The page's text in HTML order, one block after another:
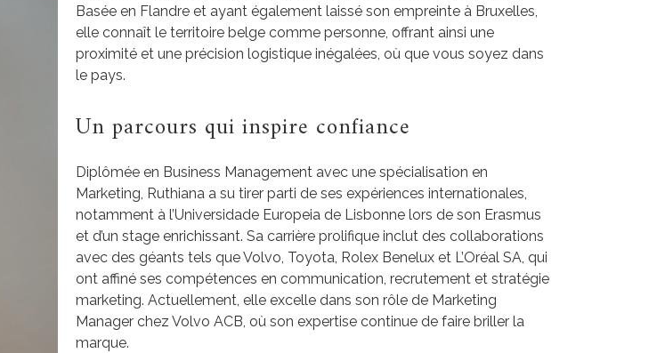
Basée en Flandre et ayant également laissé son empreinte à Bruxelles,
elle connaît le territoire belge comme personne, offrant ainsi une
proximité et une précision logistique inégalées, où que vous soyez dans
le pays.
Un parcours qui inspire confiance
Diplômée en Business Management avec une spécialisation en
Marketing, Ruthiana a su tirer parti de ses expériences internationales,
notamment à l’Universidade Europeia de Lisbonne lors de son Erasmus
et d’un stage enrichissant. Sa carrière prolifique inclut des collaborations
avec des géants tels que Volvo, Toyota, Rolex Benelux et L’Oréal SA, qui
ont affiné ses compétences en communication, recrutement et stratégie
marketing. Actuellement, elle excelle dans son rôle de Marketing
Manager chez Volvo ACB, où son expertise continue de faire briller la
marque.